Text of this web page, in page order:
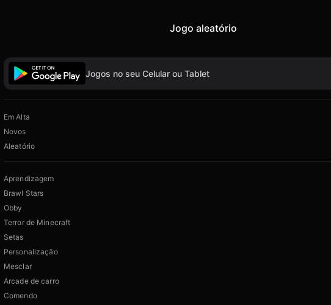
Jogo aleatório
Jogos no seu Celular ou Tablet
Em Alta
Novos
Aleatório
Aprendizagem
Brawl Stars
Obby
Terror de Minecraft
Setas
Personalização
Mesclar
Arcade de carro
Comendo